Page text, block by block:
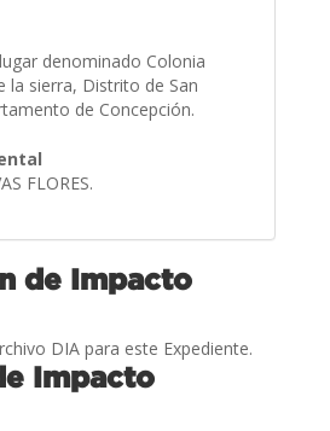
denominado Colonia
la sierra, Distrito de San
de Concepción.
FLORES.
de Impacto
DIA para este Expediente.
Impacto